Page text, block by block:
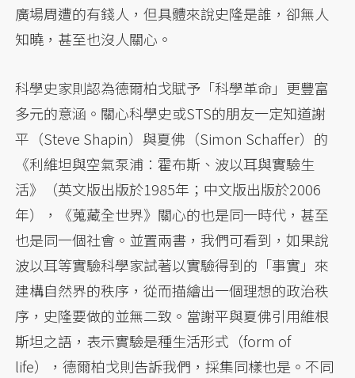
廣場周遭的有錢人，但具體來說史隆是誰，卻無人
知曉，甚至也沒人關心。
科學史家則認為德爾柏戈賦予「科學革命」更豐富
多元的意涵。關心科學史或STS的朋友一定知道謝
平（Steve Shapin）與夏佛（Simon Schaffer）的
《利維坦與空氣泵浦：霍布斯、波以耳與實驗生
活》（英文版出版於1985年；中文版出版於2006
年），《蒐藏全世界》關心的也是同一時代，甚至
也是同一個社會。並置兩書，我們可看到，如果說
波以耳等實驗科學家試著以實驗得到的「事實」來
建構自然界的秩序，從而描繪出一個理想的政治秩
序，史隆要做的並無二致。當謝平與夏佛引用維根
斯坦之語，表示實驗是種生活形式（form of
life），德爾柏戈則告訴我們，採集同樣也是。不同